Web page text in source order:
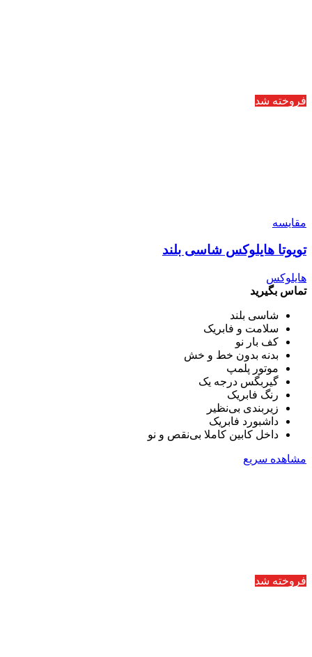
فروخته شد
مقایسه
تویوتا هایلوکس شاسی بلند
هایلوکس
تماس بگیرید
شاسی بلند
سلامت و فابریک
کف بار نو
بدنه بدون خط و خش
موتور پلمپ
گیربگس درجه یک
رنگ فابریک
زیربندی بی‌نظیر
داشبورد فابریک
داخل کابین کاملا بی‌نقص و نو
مشاهده سریع
فروخته شد